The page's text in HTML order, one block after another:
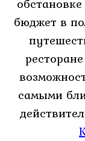
10
зал
на
15
зал
бюджет в
самыми